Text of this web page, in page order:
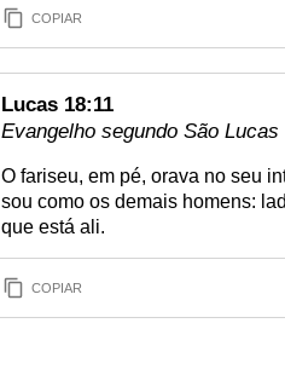
COPIAR
Lucas 18:11
Evangelho segundo São
O fariseu, em pé, orava no seu
sou como os demais homens:
que está ali.
COPIAR